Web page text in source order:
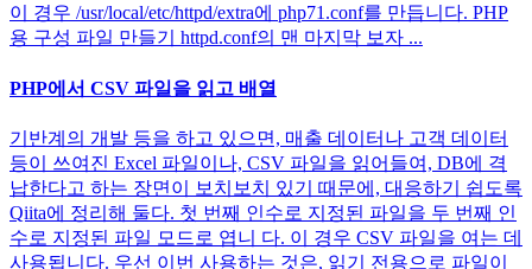
이 경우 /usr/local/etc/httpd/extra에 php71.conf를 만듭니다. PHP
용 구성 파일 만들기 httpd.conf의 맨 마지막 보자 ...
PHP에서 CSV 파일을 읽고 배열
기반계의 개발 등을 하고 있으면, 매출 데이터나 고객 데이터
등이 쓰여진 Excel 파일이나, CSV 파일을 읽어들여, DB에 격
납한다고 하는 장면이 보치보치 있기 때문에, 대응하기 쉽도록
Qiita에 정리해 둘다. 첫 번째 인수로 지정된 파일을 두 번째 인
수로 지정된 파일 모드로 엽니 다. 이 경우 CSV 파일을 여는 데
사용됩니다. 우선 이번 사용하는 것은, 읽기 전용으로 파일이